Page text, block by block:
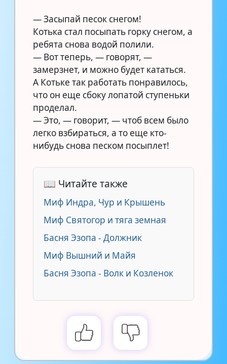
— Засыпай песок снегом!
Котька стал посыпать горку снегом, а
ребята снова водой полили. ⠀
— Вот теперь, — говорят, —
замерзнет, и можно будет кататься. ⠀
А Котьке так работать понравилось,
что он еще сбоку лопатой ступеньки
проделал. ⠀
— Это, — говорит, — чтоб всем было
легко взбираться, а то еще кто-
нибудь снова песком посыплет!
📖 Читайте также
Миф Индра, Чур и Крышень
Миф Cвятогор и тяга земная
Басня Эзопа - Должник
Миф Вышний и Майя
Басня Эзопа - Волк и Козленок